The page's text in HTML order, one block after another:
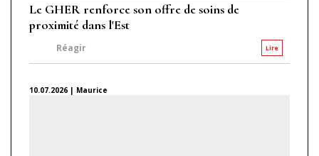
Le GHER renforce son offre de soins de
proximité dans l'Est
Lire
Réagir
10.07.2026 | Maurice